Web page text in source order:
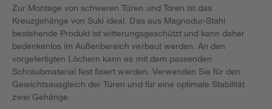
Zur Montage von schweren Türen und Toren ist das
Kreuzgehänge von Suki ideal. Das aus Magnodur-Stahl
bestehende Produkt ist witterungsgeschützt und kann daher
bedenkenlos im Außenbereich verbaut werden. An den
vorgefertigten Löchern kann es mit dem passenden
Schraubmaterial fest fixiert werden. Verwenden Sie für den
Gewichtsausgleich der Türen und für eine optimale Stabilität
zwei Gehänge.